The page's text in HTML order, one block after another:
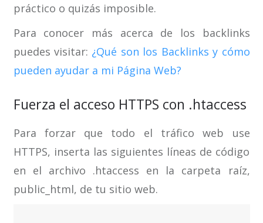
práctico o quizás imposible.
Para conocer más acerca de los backlinks
puedes visitar: ¿Qué son los Backlinks y cómo
pueden ayudar a mi Página Web?
Fuerza el acceso HTTPS con .htaccess
Para forzar que todo el tráfico web use
HTTPS, inserta las siguientes líneas de código
en el archivo .htaccess en la carpeta raíz,
public_html, de tu sitio web.